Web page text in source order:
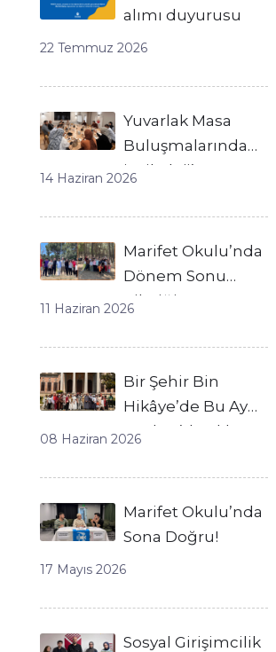
alımı duyurusu
22 Temmuz 2026
Yuvarlak Masa
Buluşmalarında
‘Psikoloji’
Konuştuk
14 Haziran 2026
Marifet Okulu’nda
Dönem Sonu
Pikniği
11 Haziran 2026
Bir Şehir Bin
Hikâye’de Bu Ay
Beykoz’daydık
08 Haziran 2026
Marifet Okulu’nda
Sona Doğru!
17 Mayıs 2026
Sosyal Girişimcilik